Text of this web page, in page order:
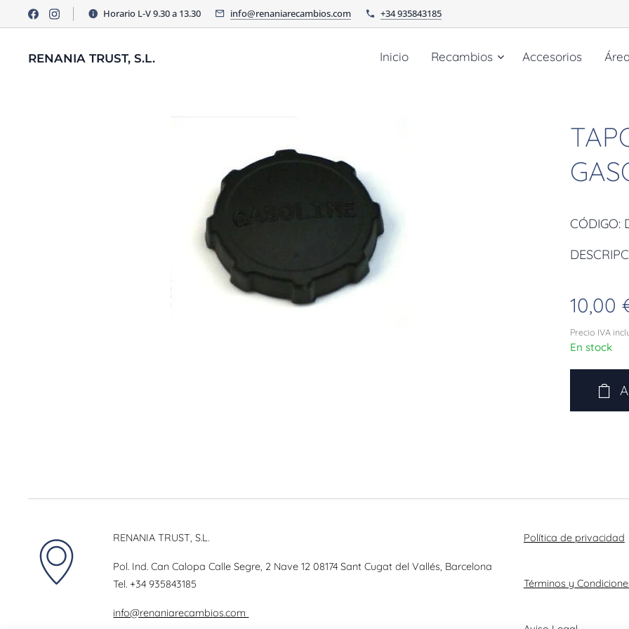
Horario L-V 9.30 a 13.30 info@renaniarecambios.com +34 935843185
RENANIA TRUST, S.L. Inicio Recambios Accesorios
CÓDIGO:
10,00
Precio IVA
En stock
RENANIA TRUST, S.L.
Pol. Ind. Can Calopa Calle Segre, 2 Nave 12 08174 Sant Cugat del Vallés, Barcelona
Tel.+34 935843185
info@renaniarecambios.com
Política de privacidad
Términos y